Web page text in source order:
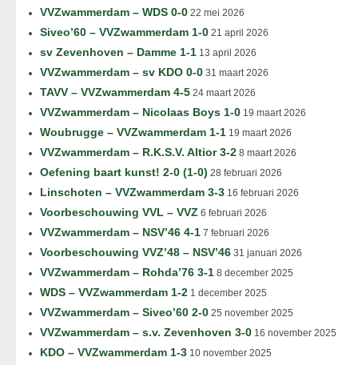
VVZwammerdam – WDS 0-0 22 mei 2026
Siveo’60 – VVZwammerdam 1-0 21 april 2026
sv Zevenhoven – Damme 1-1 13 april 2026
VVZwammerdam – sv KDO 0-0 31 maart 2026
TAVV – VVZwammerdam 4-5 24 maart 2026
VVZwammerdam – Nicolaas Boys 1-0 19 maart 2026
Woubrugge – VVZwammerdam 1-1 19 maart 2026
VVZwammerdam – R.K.S.V. Altior 3-2 8 maart 2026
Oefening baart kunst! 2-0 (1-0) 28 februari 2026
Linschoten – VVZwammerdam 3-3 16 februari 2026
Voorbeschouwing VVL – VVZ 6 februari 2026
VVZwammerdam – NSV’46 4-1 7 februari 2026
Voorbeschouwing VVZ’48 – NSV’46 31 januari 2026
VVZwammerdam – Rohda’76 3-1 8 december 2025
WDS – VVZwammerdam 1-2 1 december 2025
VVZwammerdam – Siveo’60 2-0 25 november 2025
VVZwammerdam – s.v. Zevenhoven 3-0 16 november 2025
KDO – VVZwammerdam 1-3 10 november 2025